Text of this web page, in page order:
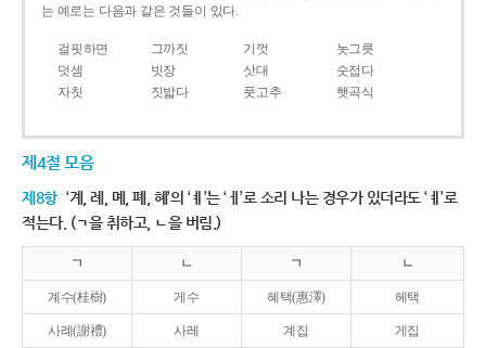
는 예로는 다음과 같은 것들이 있다.
걸핏하면 그까짓 기껏
놋그릇
덧셈
빗장 삿대
숫접다
자칫
짓밟다 풋고추 햇곡식
제4절 모음
제8항 ‘계, 례, 몌, 폐, 혜’의 ‘ㅖ’는 ‘ㅔ’로 소리 나는 경우가 있더라도 ‘ㅖ’로
적는다. (ㄱ을 취하고, ㄴ을 버림.)
ㄱ ㄴ ㄱ ㄴ
계수(桂樹) 게수 혜택(惠澤) 헤택
사례(謝禮) 사레 계집 게집